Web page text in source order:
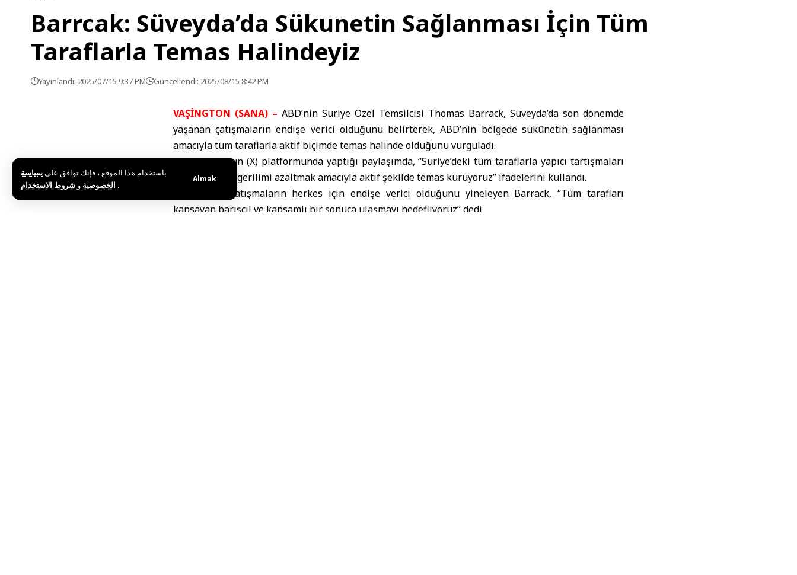
باستخدام هذا الموقع ، فإنك توافق علىسياسة
الخصوصية و .
Almak
Barrcak: Süveyda’da Sükunetin Sağlanması İçin Tüm
Taraflarla Temas Halindeyiz
Yayınlandı: 2025/07/15 9:37 PM Güncellendi: 2025/08/15 8:42 PM
VAŞİNGTON (SANA) – ABD’nin Suriye Özel Temsilcisi Thomas Barrack, Süveyda’da son dönemde
yaşanan çatışmaların endişe verici olduğunu belirterek, ABD’nin bölgede sükûnetin sağlanması
amacıyla tüm taraflarla aktif biçimde temas halinde olduğunu vurguladı.
Barrack, bugün (X) platformunda yaptığı paylaşımda, “Suriye’deki tüm taraflarla yapıcı tartışmaları
sürdürmek ve gerilimi azaltmak amacıyla aktif şekilde temas kuruyoruz” ifadelerini kullandı.
Ayrıca, son çatışmaların herkes için endişe verici olduğunu yineleyen Barrack, “Tüm tarafları
kapsayan barışçıl ve kapsamlı bir sonuca ulaşmayı hedefliyoruz” dedi.